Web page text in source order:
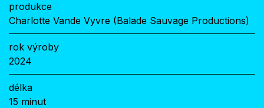
produkce
Charlotte Vande Vyvre (Balade Sauvage Productions)
rok výroby
2024
délka
15 minut